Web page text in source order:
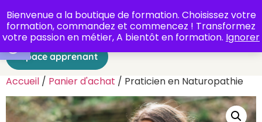
Ouvrir la barre d’outils
Bienvenue a la boutique de formation. Choisissez votre
formation, commandez et commencez ! Transformez
votre passion en métier, A bientôt en formation. Ignorer
Espace apprenant
Accueil / Panier d'achat / Praticien en Naturopathie